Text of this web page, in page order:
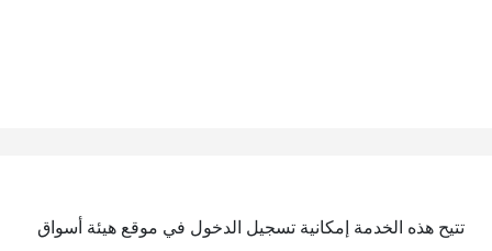
تتيح هذه الخدمة إمكانية تسجيل الدخول في موقع هيئة أسواق